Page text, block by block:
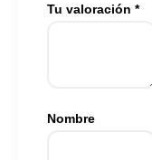
Tu valoración *
Nombre